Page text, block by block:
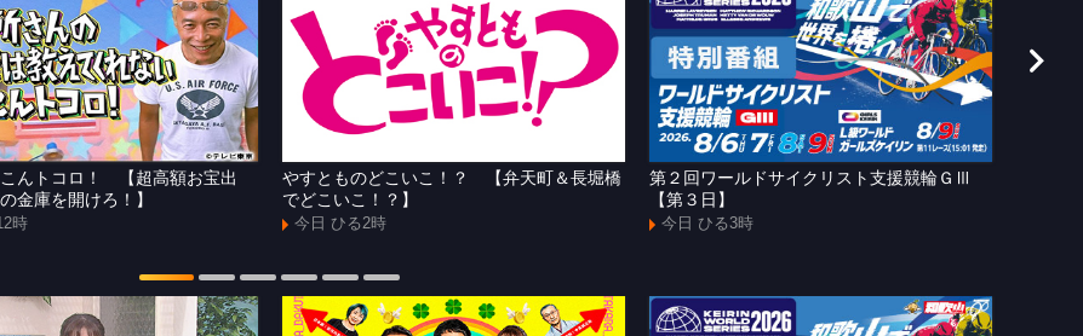
んトコロ！ 【超高額お宝出
金庫を開けろ！】
時
やすとものどこいこ！？ 【弁天町＆長堀橋
でどこいこ！？】
今日 ひる2時
第２回ワールドサイクリスト支援競輪ＧⅢ
【第３日】
今日 ひる3時